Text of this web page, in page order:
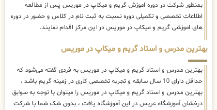
بمنظور شرکت در دوره اموزش گریم و میکاپ در موریس پس از مطالعه
اطلاعات تخصصی و تکمیلی دوره نسبت به ثبت نام در کلاس و حضور در دوره
های اموزشی گریم و میکاپ در موریس در این مرکز اقدام نمایند.
بهترین مدرس و استاد گریم و میکاپ در موریس
بهترین مدرس و استاد گریم و میکاپ در موریس به فردی گفته می‌شود که
حداقل دارای 10 سال سابقه و تجربه تخصصی کاری در زمینه گریم باشد ،
بهترین مدرس و استاد گریم و میکاپ در موریس را میتوان با توجه به سوابق
درخشان آموزشگاه عریس در این آموزشگاه یافت ، بدون شک شما با شرکت